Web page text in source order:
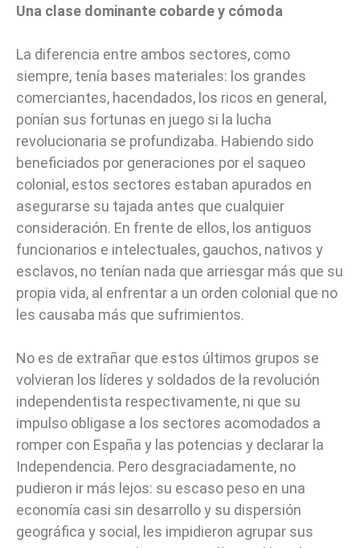
Una clase dominante cobarde y cómoda
La diferencia entre ambos sectores, como
siempre, tenía bases materiales: los grandes
comerciantes, hacendados, los ricos en general,
ponían sus fortunas en juego si la lucha
revolucionaria se profundizaba. Habiendo sido
beneficiados por generaciones por el saqueo
colonial, estos sectores estaban apurados en
asegurarse su tajada antes que cualquier
consideración. En frente de ellos, los antiguos
funcionarios e intelectuales, gauchos, nativos y
esclavos, no tenían nada que arriesgar más que su
propia vida, al enfrentar a un orden colonial que no
les causaba más que sufrimientos.
No es de extrañar que estos últimos grupos se
volvieran los líderes y soldados de la revolución
independentista respectivamente, ni que su
impulso obligase a los sectores acomodados a
romper con España y las potencias y declarar la
Independencia. Pero desgraciadamente, no
pudieron ir más lejos: su escaso peso en una
economía casi sin desarrollo y su dispersión
geográfica y social, les impidieron agrupar sus